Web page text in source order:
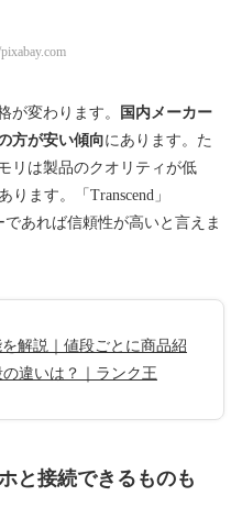
が変わります。
国内メーカー
方が安い傾向にあります。た
リは製品のクオリティが低
ます。「Transcend」
であれば信頼性が高いと言えま
解説｜値段ごとに商品紹
違いは？｜ランク王
と接続できるものも